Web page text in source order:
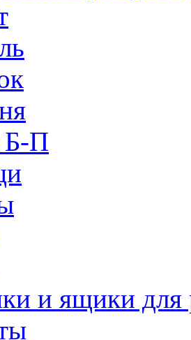
Б-П
и ящики для